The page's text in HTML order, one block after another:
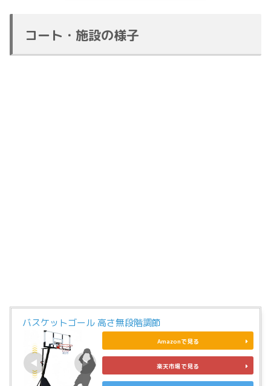
コート・施設の様子
バスケットゴール 高さ無段階調節
Amazonで見る
楽天市場で見る